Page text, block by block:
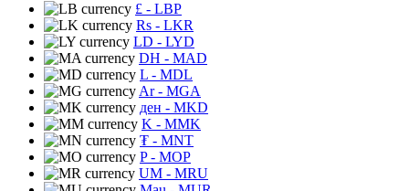
£ - LBP
Rs - LKR
LD - LYD
DH - MAD
L - MDL
Ar- MGA
ден - MKD
K - MMK
₮ - MNT
P- MOP
UM - MRU